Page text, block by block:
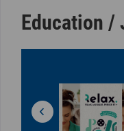
Education /